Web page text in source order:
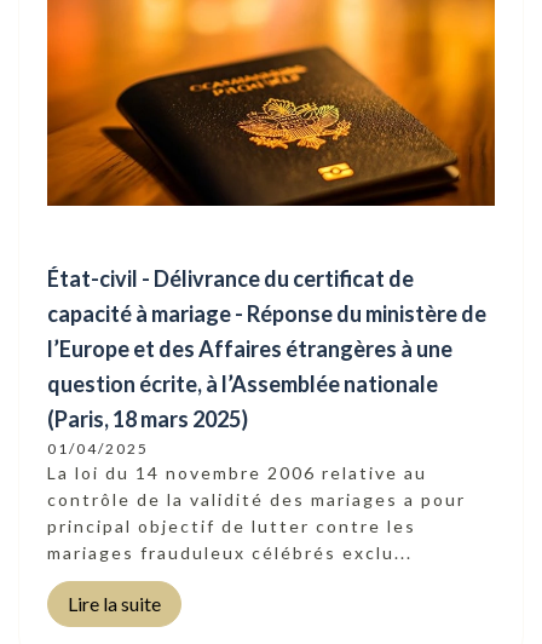
État-civil - Délivrance du certificat de
capacité à mariage - Réponse du ministère de
l’Europe et des Affaires étrangères à une
question écrite, à l’Assemblée nationale
(Paris, 18 mars 2025)
01/04/2025
La loi du 14 novembre 2006 relative au
contrôle de la validité des mariages a pour
principal objectif de lutter contre les
mariages frauduleux célébrés exclu...
Lire la suite